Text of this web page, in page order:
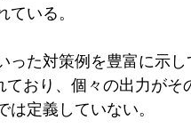
いる。
た対策例を豊富に示し
おり、個々の出力がそ
定義していない。